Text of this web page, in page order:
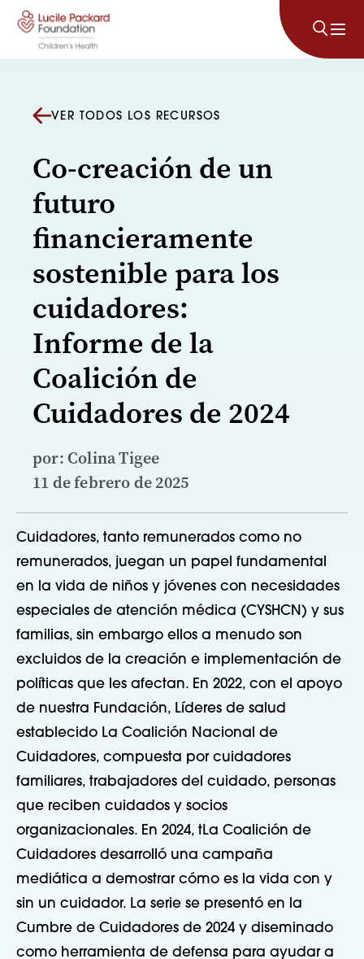
Saltar al contenido
VER TODOS LOS RECURSOS
Co-creación de un
futuro
financieramente
sostenible para los
cuidadores:
Informe de la
Coalición de
Cuidadores de 2024
por: Colina Tigee
11 de febrero de 2025
Cuidadores, tanto remunerados como no
remunerados, juegan un papel fundamental
en la vida de niños y jóvenes con necesidades
especiales de atención médica (CYSHCN ) y sus
familias, sin embargo ellos a menudo son
excluidos de la creación e implementación de
políticas que les afectan. En 2022, con el apoyo
de nuestra Fundación, Líderes de salud
establecido La Coalición Nacional de
Cuidadores, compuesta por cuidadores
familiares, trabajadores del cuidado, personas
que reciben cuidados y socios
organizacionales. En 2024, tLa Coalición de
Cuidadores desarrolló una campaña
mediática a demostrarcómo es la vida con y
sin un cuidador. La serie se presentó en la
Cumbre de Cuidadores de 2024 y diseminado
como herramienta de defensa para ayudar a